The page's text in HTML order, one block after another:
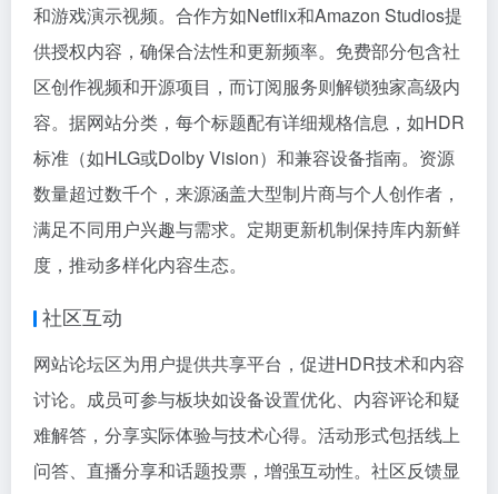
和游戏演示视频。合作方如Netflix和Amazon Studios提
供授权内容，确保合法性和更新频率。免费部分包含社
区创作视频和开源项目，而订阅服务则解锁独家高级内
容。据网站分类，每个标题配有详细规格信息，如HDR
标准（如HLG或Dolby Vision）和兼容设备指南。资源
数量超过数千个，来源涵盖大型制片商与个人创作者，
满足不同用户兴趣与需求。定期更新机制保持库内新鲜
度，推动多样化内容生态。
社区互动
网站论坛区为用户提供共享平台，促进HDR技术和内容
讨论。成员可参与板块如设备设置优化、内容评论和疑
难解答，分享实际体验与技术心得。活动形式包括线上
问答、直播分享和话题投票，增强互动性。社区反馈显